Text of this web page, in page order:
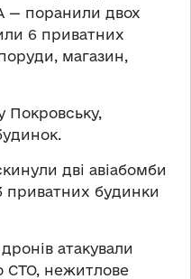
— поранили двох
6 приватних
магазин,
Покровську,
дві авіабомби
будинки
атакували
СТО, нежитлове